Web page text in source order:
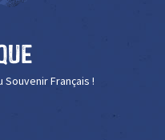
Français !